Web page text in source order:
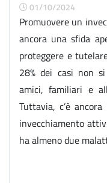
01/10/2024
Promuovere un
ancora una sfida
proteggere e
28% dei casi non
amici, familiari e
Tuttavia, c’è
invecchiamento
ha almeno due